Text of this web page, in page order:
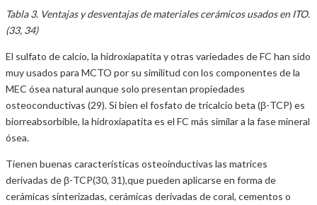
Tabla 3. Ventajas y desventajas de materiales cerámicos usados en ITO.
(33, 34)
El sulfato de calcio, la hidroxiapatita y otras variedades de FC han sido
muy usados para MCTO por su similitud con los componentes de la
MEC ósea natural aunque solo presentan propiedades
osteoconductivas (29). Si bien el fosfato de tricalcio beta (β-TCP) es
biorreabsorbible, la hidroxiapatita es el FC más similar a la fase mineral
ósea.
Tienen buenas características osteoinductivas las matrices
derivadas de β-TCP(30, 31),que pueden aplicarse en forma de
cerámicas sinterizadas, cerámicas derivadas de coral, cementos o